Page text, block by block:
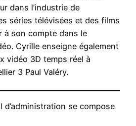
dans l’industrie de
séries télévisées et des films
à son compte dans le
Cyrille enseigne également
vidéo 3D temps réel à
3 Paul Valéry.
d’administration se compose